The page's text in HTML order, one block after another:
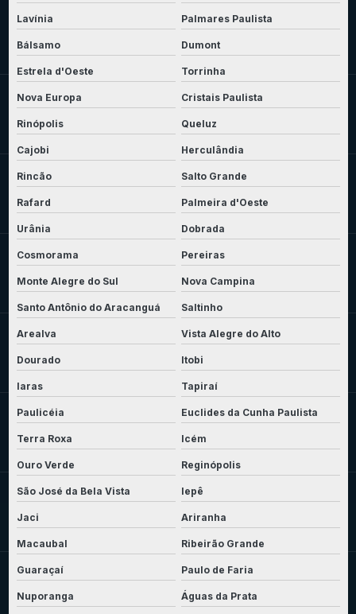
Lavínia Palmares Paulista
Bálsamo Dumont
Estrela d'Oeste Torrinha
Nova Europa Cristais Paulista
Rinópolis Queluz
Cajobi Herculândia
Rincão Salto Grande
Rafard Palmeira d'Oeste
Urânia Dobrada
Cosmorama Pereiras
Monte Alegre do Sul Nova Campina
Santo Antônio do Aracanguá Saltinho
Arealva Vista Alegre do Alto
Dourado Itobi
Iaras Tapiraí
Paulicéia Euclides da Cunha Paulista
Terra Roxa Icém
Ouro Verde Reginópolis
São José da Bela Vista Iepê
Jaci Ariranha
Macaubal Ribeirão Grande
Guaraçaí Paulo de Faria
Nuporanga Águas da Prata